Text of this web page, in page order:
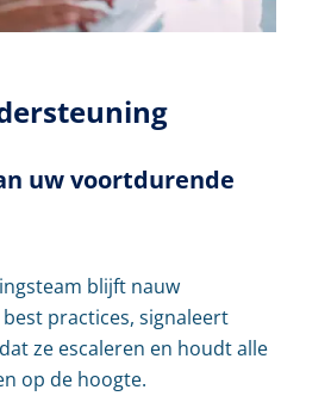
uw voortdurende
blijft nauw
practices, signaleert
ze escaleren en houdt alle
op de hoogte.